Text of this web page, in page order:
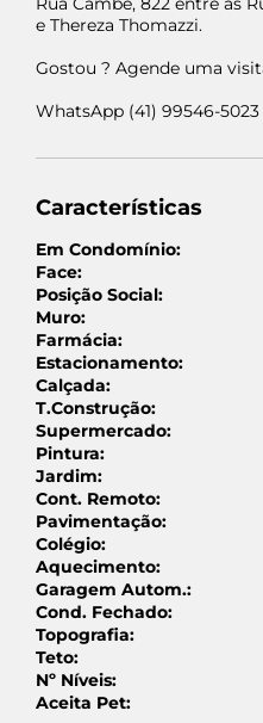
e Thereza Thomazzi.
Gostou ? Agende uma
WhatsApp (41) 99546-5023
Características
Em Condomínio:
Face:
Posição Social:
Muro:
Farmácia:
Estacionamento:
Calçada:
T.Construção:
Supermercado:
Pintura:
Jardim:
Cont. Remoto:
Pavimentação:
Colégio:
Aquecimento:
Garagem Autom.:
Cond. Fechado:
Topografia:
Teto:
Nº Níveis:
Aceita Pet: